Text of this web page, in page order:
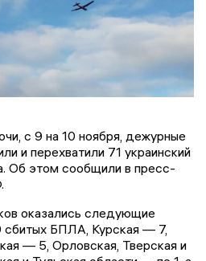
с 9 на 10 ноября, дежурные
и перехватили 71 украинский
Об этом сообщили в пресс-
оказались следующие
сбитых БПЛА, Курская — 7,
— 5, Орловская, Тверская и